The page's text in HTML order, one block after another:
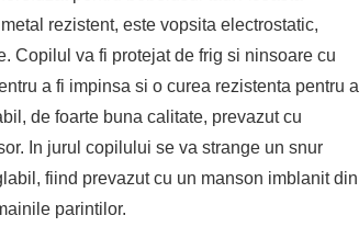
rezistent, este vopsita electrostatic,
Copilul va fi protejat de frig si ninsoare cu
a fi impinsa si o curea rezistenta pentru a
de foarte buna calitate, prevazut cu
In jurul copilului se va strange un snur
fiind prevazut cu un manson imblanit din
parintilor.